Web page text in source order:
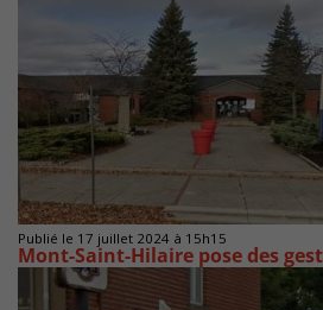
Publié le 17 juillet 2024 à 15h15
Mont-Saint-Hilaire pose des